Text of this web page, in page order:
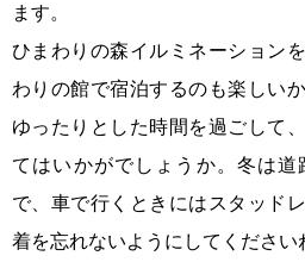
ます。
ひまわりの森イルミネーション
わりの館で宿泊するのも楽しい
ゆったりとした時間を過ごして
てはいかがでしょうか。冬は
で、車で行くときにはスタッド
着を忘れないようにしてください